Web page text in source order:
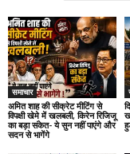
समाचार
अमित शाह की सीक्रेट मीटिंग से
विपक्षी खेमे में खलबली, किरेन रिजिजू
का बड़ा संकेत- ये सुन नहीं पाएंगे और
सदन से भागेंगे